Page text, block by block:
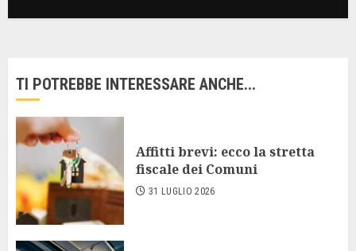
TI POTREBBE INTERESSARE ANCHE...
Affitti brevi: ecco la stretta
fiscale dei Comuni
31 LUGLIO 2026